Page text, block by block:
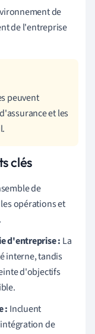
de
de l'entreprise
peuvent
et les
clés
de
opérations et
d'entreprise : La
interne, tandis
d'objectifs
: Incluent
de